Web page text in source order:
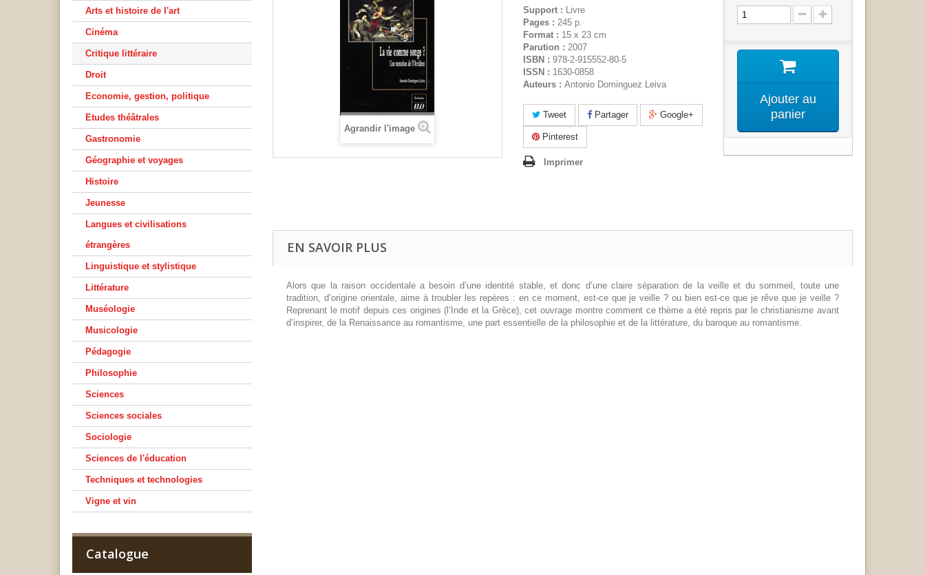
Arts et histoire de l'art
Cinéma
Critique littéraire
Droit
Economie, gestion, politique
Etudes théâtrales
Gastronomie
Géographie et voyages
Histoire
Jeunesse
Langues et civilisations
étrangères
Linguistique et stylistique
Littérature
Muséologie
Musicologie
Pédagogie
Philosophie
Sciences
Sciences sociales
Sociologie
Sciences de l'éducation
Techniques et technologies
Vigne et vin
Catalogue
Agrandir l'image
Support : Livre
Pages : 245 p.
Format : 15 x 23 cm
Parution : 2007
ISBN : 978-2-915552-80-5
ISSN : 1630-0858
Auteurs : Antonio Dominguez Leiva
Tweet Partager Google+
Pinterest
Imprimer
Ajouter au
panier
EN SAVOIR PLUS
Alors que la raison occidentale a besoin d’une identité stable, et donc d’une claire séparation de la veille et du sommeil, toute une
tradition, d’origine orientale, aime à troubler les repères : en ce moment, est-ce que je veille ? ou bien est-ce que je rêve que je veille ?
Reprenant le motif depuis ces origines (l’Inde et la Grèce), cet ouvrage montre comment ce thème a été repris par le christianisme avant
d’inspirer, de la Renaissance au romantisme, une part essentielle de la philosophie et de la littérature, du baroque au romantisme.